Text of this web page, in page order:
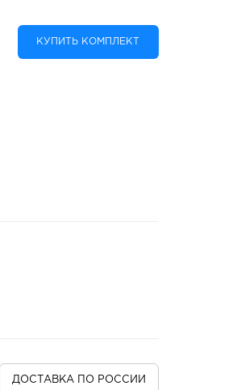
КУПИТЬ КОМПЛЕКТ
ДОСТАВКА ПО РОССИИ